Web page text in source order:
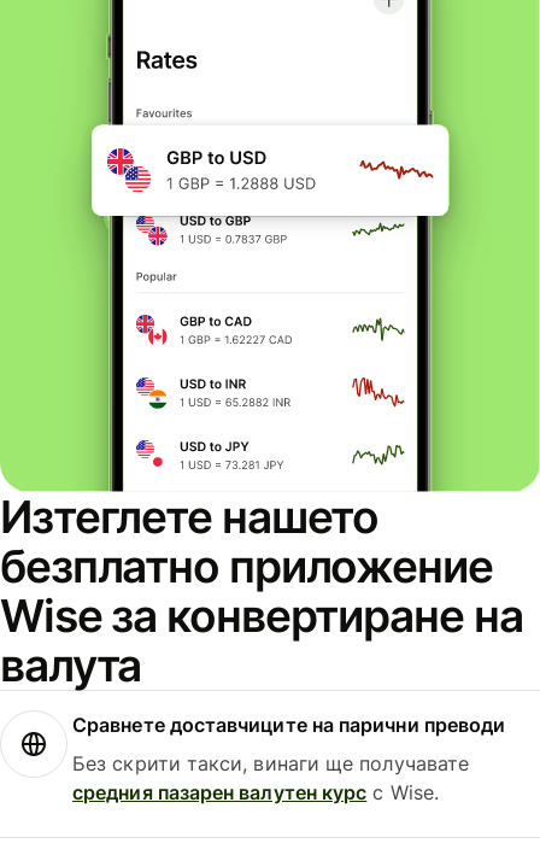
Изтеглете нашето
безплатно приложение
Wise за конвертиране на
валута
Сравнете доставчиците на парични преводи
Без скрити такси, винаги ще получавате
средния пазарен валутен курс с Wise.